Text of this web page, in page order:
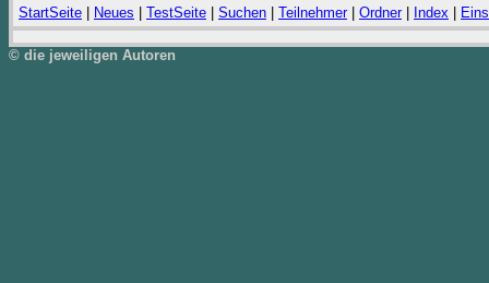
StartSeite Neues TestSeite Suchen Teilnehmer| Ordner| Index
© die jeweiligen Autoren